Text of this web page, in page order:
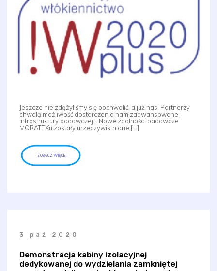
Jeszcze nie zdążyliśmy się pochwalić, a już nasi Partnerzy
chwalą możliwość dostarczenia nam zaawansowanej
infrastruktury badawczej… Nowe zdolności badawcze
MORATEXu zostały urzeczywistnione […]
ZOBACZ WIĘCEJ
3 paź 2020
Demonstracja kabiny izolacyjnej
dedykowanej do wydzielania zamkniętej